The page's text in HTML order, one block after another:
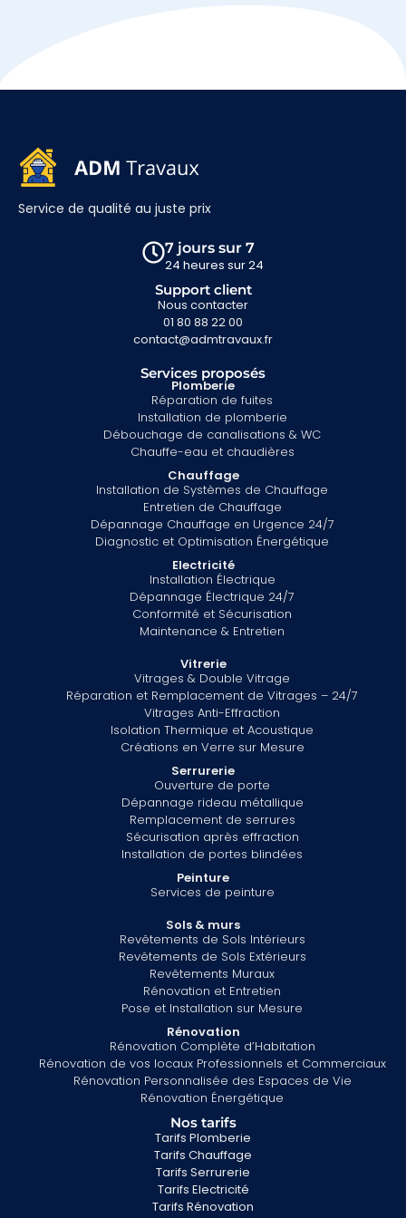
Service de qualité au juste prix
7 jours sur 7
24 heures sur 24
Support client
Nous contacter
01 80 88 22 00
contact@admtravaux.fr
Services proposés
Plomberie
Réparation de fuites
Installation de plomberie
Débouchage de canalisations & WC
Chauffe-eau et chaudières
Chauffage
Installation de Systèmes de Chauffage
Entretien de Chauffage
Dépannage Chauffage en Urgence 24/7
Diagnostic et Optimisation Énergétique
Electricité
Installation Électrique
Dépannage Électrique 24/7
Conformité et Sécurisation
Maintenance & Entretien
Vitrerie
Vitrages & Double Vitrage
Réparation et Remplacement de Vitrages – 24/7
Vitrages Anti-Effraction
Isolation Thermique et Acoustique
Créations en Verre sur Mesure
Serrurerie
Ouverture de porte
Dépannage rideau métallique
Remplacement de serrures
Sécurisation après effraction
Installation de portes blindées
Peinture
Services de peinture
Sols & murs
Revêtements de Sols Intérieurs
Revêtements de Sols Extérieurs
Revêtements Muraux
Rénovation et Entretien
Pose et Installation sur Mesure
Rénovation
Rénovation Complète d’Habitation
Rénovation de vos locaux Professionnels et Commerciaux
Rénovation Personnalisée des Espaces de Vie
Rénovation Énergétique
Nos tarifs
Tarifs Plomberie
Tarifs Chauffage
Tarifs Serrurerie
Tarifs Electricité
Tarifs Rénovation